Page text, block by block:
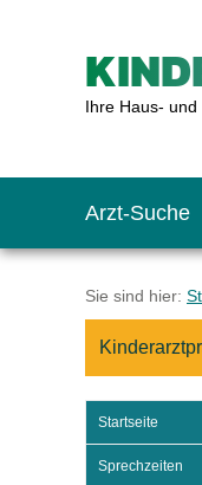
Ihre Haus-
Arzt-Suche
Sie sind hier:
Startseite
Sprechzeiten